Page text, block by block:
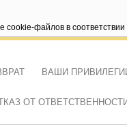
cookie-файлов в
ВАШИ
ОТ